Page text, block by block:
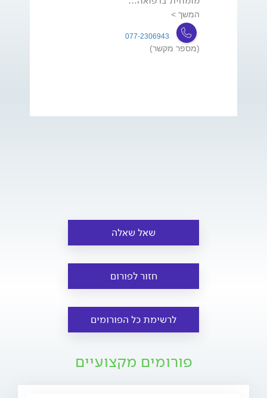
המשך >
077-2306943
(מספר מקשר)
שאל שאלה
חזור לפורום
לרשימת כל הפורומים
פורומים מקצועיים